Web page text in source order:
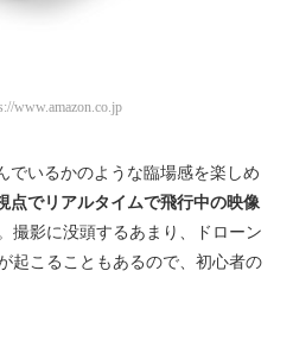
www.amazon.co.jp
でいるかのような臨場感を楽しめ
点でリアルタイムで飛行中の映像
撮影に没頭するあまり、ドローン
起こることもあるので、初心者の